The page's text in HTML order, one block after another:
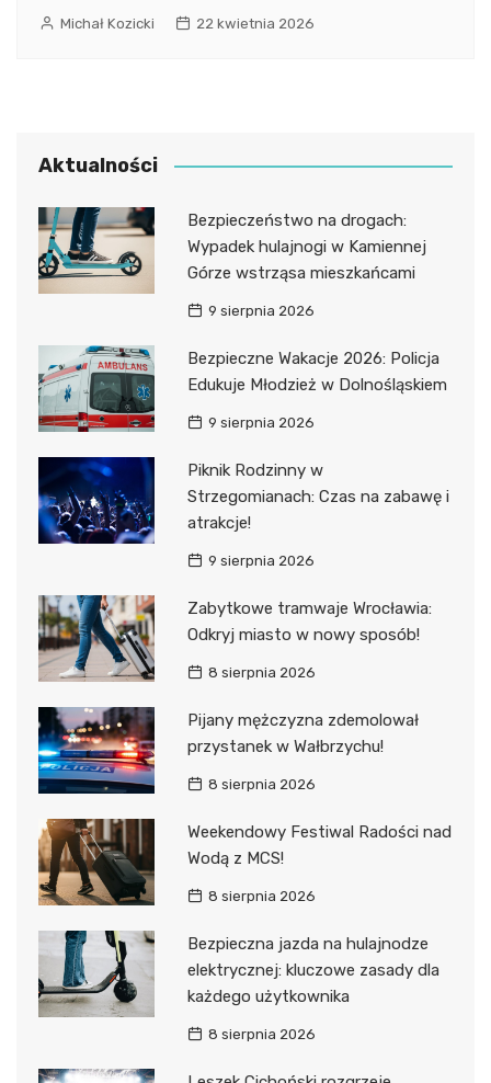
Michał Kozicki 22 kwietnia 2026
Aktualności
Bezpieczeństwo na drogach:
Wypadek hulajnogi w Kamiennej
Górze wstrząsa mieszkańcami
9 sierpnia 2026
Bezpieczne Wakacje 2026: Policja
Edukuje Młodzież w Dolnośląskiem
9 sierpnia 2026
Piknik Rodzinny w
Strzegomianach: Czas na zabawę i
atrakcje!
9 sierpnia 2026
Zabytkowe tramwaje Wrocławia:
Odkryj miasto w nowy sposób!
8 sierpnia 2026
Pijany mężczyzna zdemolował
przystanek w Wałbrzychu!
8 sierpnia 2026
Weekendowy Festiwal Radości nad
Wodą z MCS!
8 sierpnia 2026
Bezpieczna jazda na hulajnodze
elektrycznej: kluczowe zasady dla
każdego użytkownika
8 sierpnia 2026